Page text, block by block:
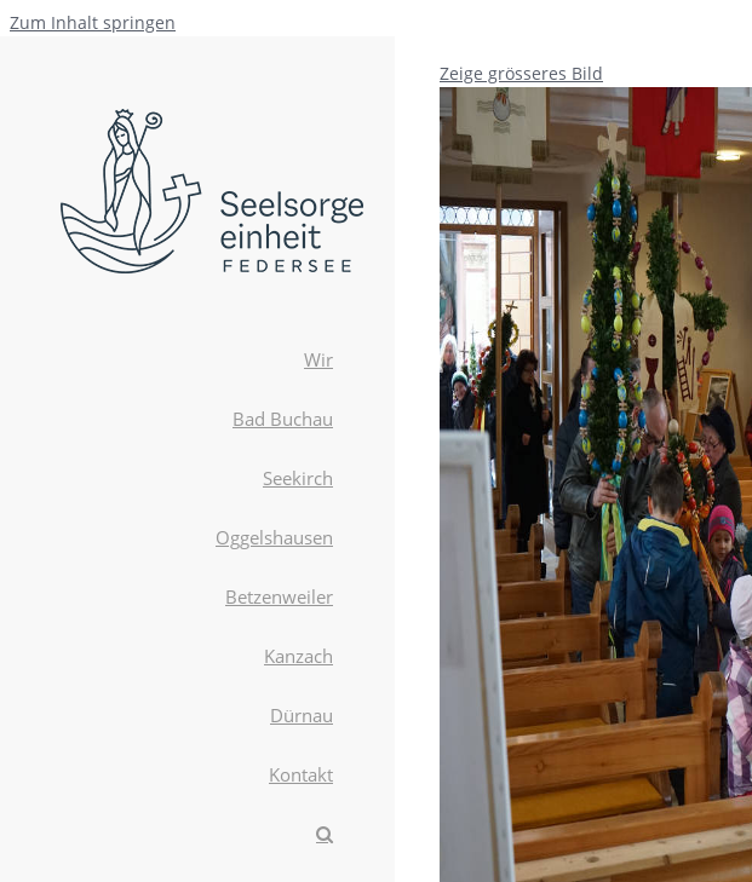
Zum Inhalt springen
Wir
Bad Buchau
Seekirch
Oggelshausen
Betzenweiler
Kanzach
Dürnau
Kontakt
Zeige grösseres Bild